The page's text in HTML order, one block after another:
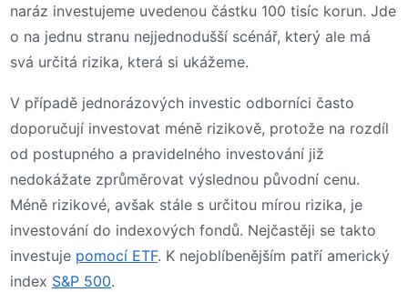
naráz investujeme uvedenou částku 100 tisíc korun. Jde
o na jednu stranu nejjednodušší scénář, který ale má
svá určitá rizika, která si ukážeme.
V případě jednorázových investic odborníci často
doporučují investovat méně rizikově, protože na rozdíl
od postupného a pravidelného investování již
nedokážate zprůměrovat výslednou původní cenu.
Méně rizikové, avšak stále s určitou mírou rizika, je
investování do indexových fondů. Nejčastěji se takto
investuje pomocí ETF. K nejoblíbenějším patří americký
index S&P 500.